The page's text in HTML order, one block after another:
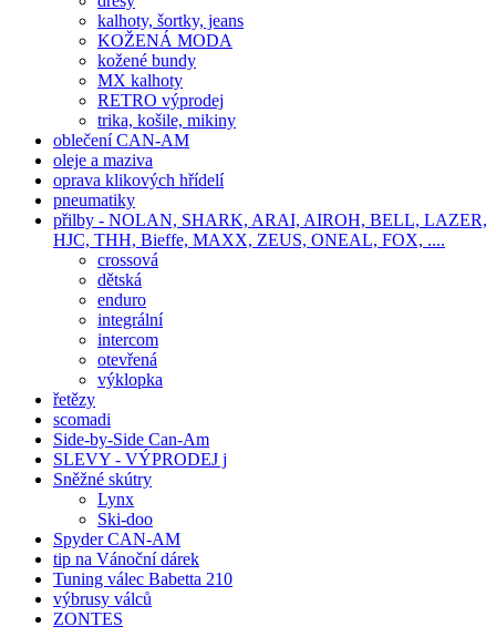
kalhoty, šortky, jeans
KOŽENÁ MODA
kožené bundy
MX kalhoty
RETRO výprodej
trika, košile, mikiny
oblečení CAN-AM
oleje a maziva
oprava klikových hřídelí
pneumatiky
přilby - NOLAN, SHARK, ARAI, AIROH, BELL, LAZER,
HJC, THH, Bieffe, MAXX, ZEUS, ONEAL, FOX, ....
crossová
dětská
enduro
integrální
intercom
otevřená
výklopka
řetězy
scomadi
Side-by-Side Can-Am
SLEVY - VÝPRODEJ j
Sněžné skútry
Lynx
Ski-doo
Spyder CAN-AM
tip na Vánoční dárek
Tuning válec Babetta 210
výbrusy válců
ZONTES